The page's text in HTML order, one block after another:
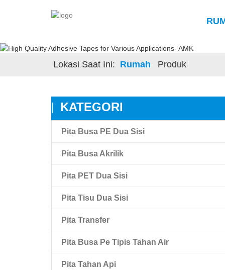
Lokasi Saat Ini: Rumah Produk
KATEGORI
Pita Busa PE Dua Sisi
Pita Busa Akrilik
Pita Busa Akrilik
Amk Pita Busa Akrilik Ikatan Tinggi
Pita PET Dua Sisi
Pita Film Hewan Peliharaan Transparan
Liner Pel Merah
Pita Tisu Dua Sisi
Pita Transfer
Pita Busa Pe Tipis Tahan Air
Pita Tahan Api